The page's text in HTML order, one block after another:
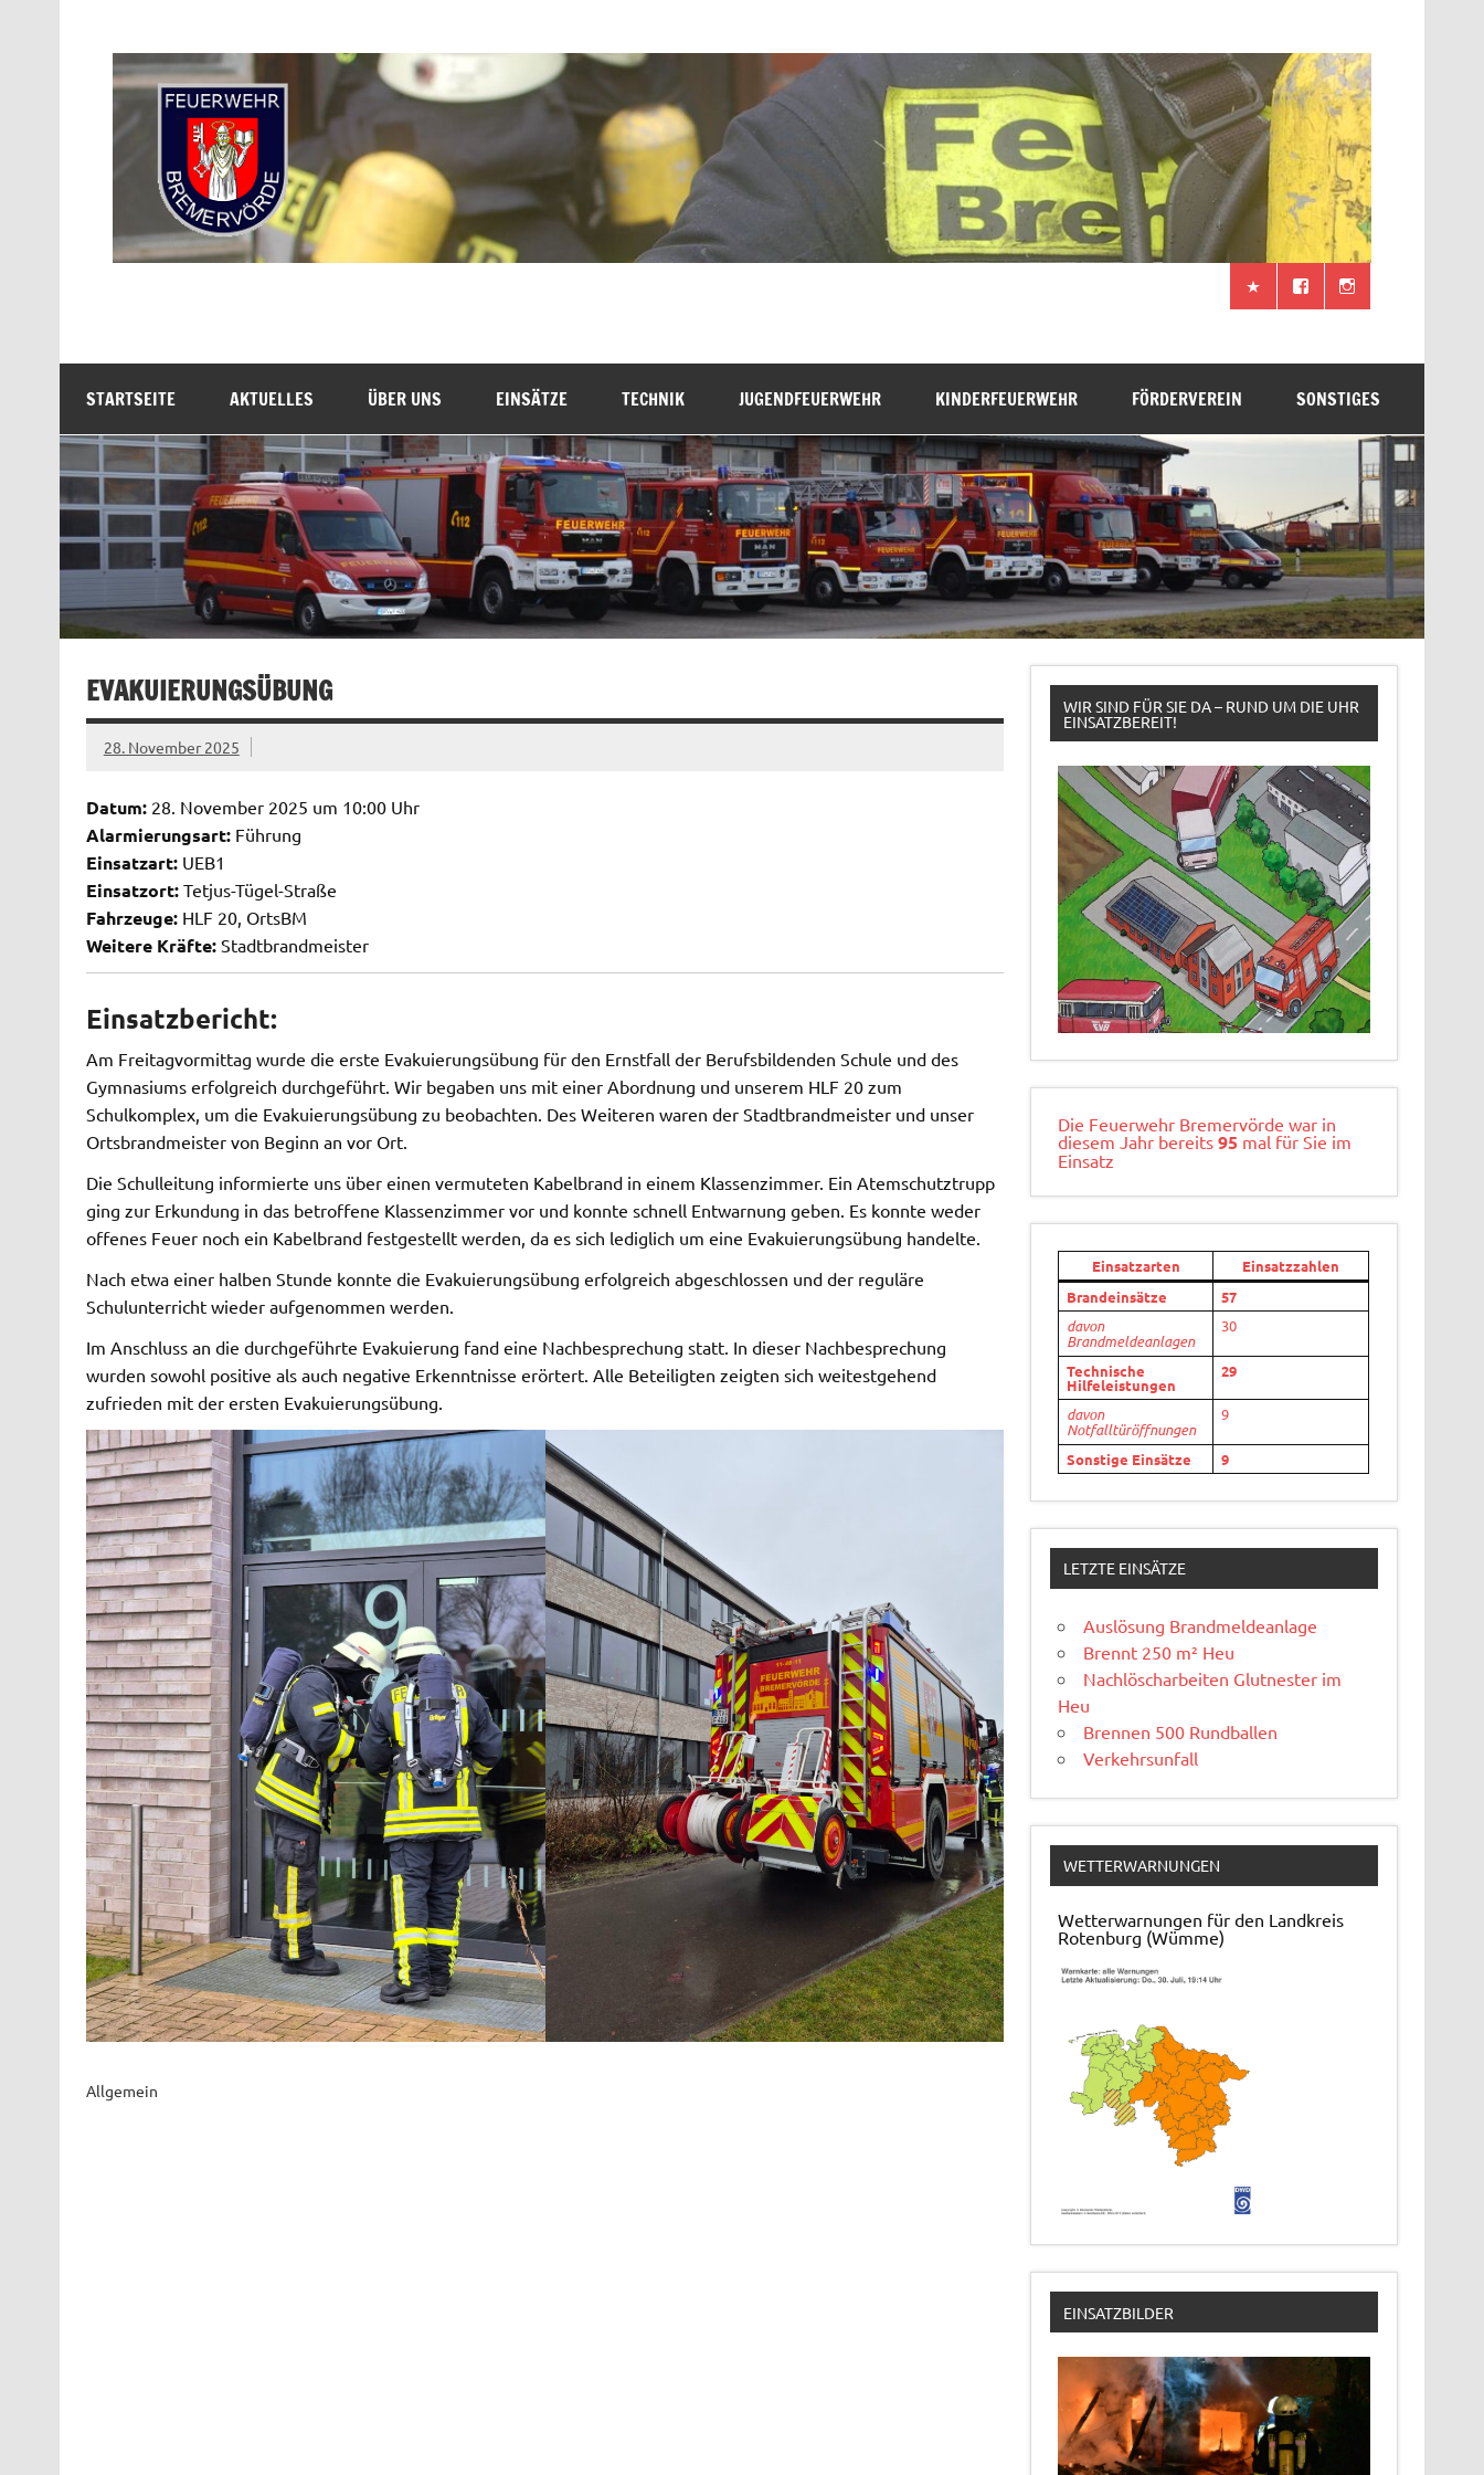
Freiwillige Feuerwehr Bremervörde
STARTSEITE AKTUELLES ÜBER UNS EINSÄTZE TECHNIK JUGENDFEUERWEHR KINDERFEUERWEHR FÖRDERVEREIN SONSTIGES
EVAKUIERUNGSÜBUNG
28. November 2025
Datum:28. November 2025 um 10:00 Uhr
Alarmierungsart:Führung
Einsatzart:UEB1
Einsatzort:Tetjus-Tügel-Straße
Fahrzeuge:HLF 20, OrtsBM
Weitere Kräfte:Stadtbrandmeister
Einsatzbericht:
Am Freitagvormittag wurde die erste Evakuierungsübung für den Ernstfall der Berufsbildenden Schule und des
Gymnasiums erfolgreich durchgeführt. Wir begaben uns mit einer Abordnung und unserem HLF 20 zum
Schulkomplex, um die Evakuierungsübung zu beobachten. Des Weiteren waren der Stadtbrandmeister und unser
Ortsbrandmeister von Beginn an vor Ort.
Die Schulleitung informierte uns über einen vermuteten Kabelbrand in einem Klassenzimmer. Ein Atemschutztrupp
ging zur Erkundung in das betroffene Klassenzimmer vor und konnte schnell Entwarnung geben. Es konnte weder
offenes Feuer noch ein Kabelbrand festgestellt werden, da es sich lediglich um eine Evakuierungsübung handelte.
Nach etwa einer halben Stunde konnte die Evakuierungsübung erfolgreich abgeschlossen und der reguläre
Schulunterricht wieder aufgenommen werden.
Im Anschluss an die durchgeführte Evakuierung fand eine Nachbesprechung statt. In dieser Nachbesprechung
wurden sowohl positive als auch negative Erkenntnisse erörtert. Alle Beteiligten zeigten sich weitestgehend
zufrieden mit der ersten Evakuierungsübung.
Allgemein
WIR SIND FÜR SIE DA – RUND UM DIE UHR
EINSATZBEREIT!
Die Feuerwehr Bremervörde war in
diesem Jahr bereits95 mal für Sie im
Einsatz
Einsatzarten
Einsatzzahlen
Brandeinsätze
57
davon
Brandmeldeanlagen
30
Technische
Hilfeleistungen
29
davon
Notfalltüröffnungen
9
Sonstige Einsätze 9
LETZTE EINSÄTZE
Auslösung Brandmeldeanlage
Brennt 250 m² Heu
Nachlöscharbeiten Glutnester im
Heu
Brennen 500 Rundballen
Verkehrsunfall
WETTERWARNUNGEN
Wetterwarnungen für den Landkreis
Rotenburg (Wümme)
EINSATZBILDER